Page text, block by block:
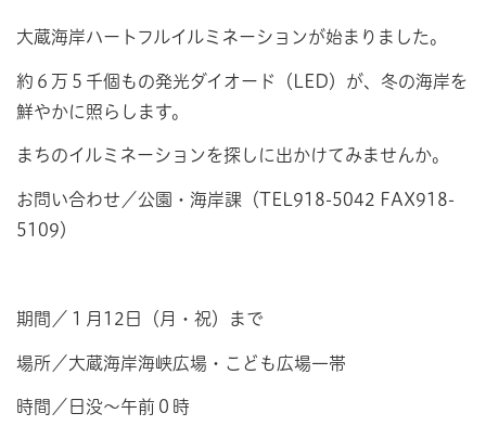
大蔵海岸ハートフルイルミネーションが始まりました。
約６万５千個もの発光ダイオード（LED）が、冬の海岸を
鮮やかに照らします。
まちのイルミネーションを探しに出かけてみませんか。
お問い合わせ／公園・海岸課（TEL918-5042 FAX918-
5109）
期間／１月12日（月・祝）まで
場所／大蔵海岸海峡広場・こども広場一帯
時間／日没～午前０時